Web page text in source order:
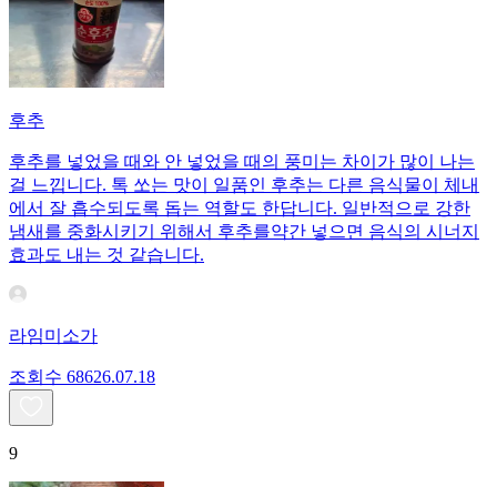
후추
후추를 넣었을 때와 안 넣었을 때의 풍미는 차이가 많이 나는
걸 느낍니다. 톡 쏘는 맛이 일품인 후추는 다른 음식물이 체내
에서 잘 흡수되도록 돕는 역할도 한답니다. 일반적으로 강한
냄새를 중화시키기 위해서 후추를약간 넣으면 음식의 시너지
효과도 내는 것 같습니다.
라임미소가
조회수 68626.07.18
9